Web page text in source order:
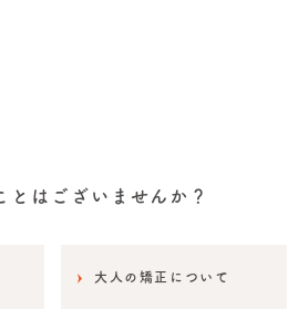
とはございませんか？
大人の矯正について